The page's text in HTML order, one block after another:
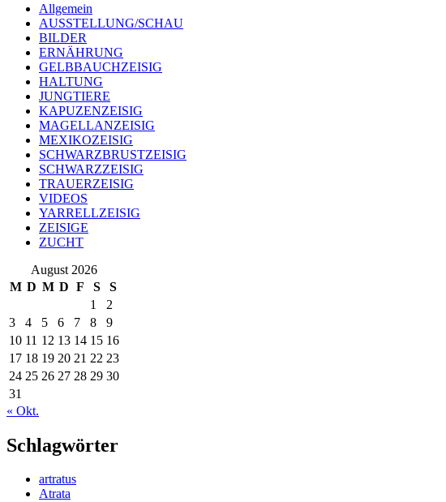
Allgemein
AUSSTELLUNG/SCHAU
BILDER
ERNÄHRUNG
GELBBAUCHZEISIG
HALTUNG
JUNGTIERE
KAPUZENZEISIG
MAGELLANZEISIG
MEXIKOZEISIG
SCHWARZBRUSTZEISIG
SCHWARZZEISIG
TRAUERZEISIG
VIDEOS
YARRELLZEISIG
ZEISIGE
ZUCHT
August 2026
M D M D F S
S
1
2
3
4 5 6 7 8
9
10 11 12 13 14 15 16
17 18 19 20 21 22 23
24 25 26 27 28 29 30
31
« Okt.
Schlagwörter
artratus
Atrata